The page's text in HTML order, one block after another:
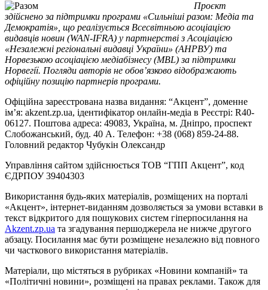
Проєкт
здійснено за підтримки програми «Сильніші разом: Медіа та
Демократія», що реалізується Всесвітньою асоціацією
видавців новин (WAN-IFRA) у партнерстві з Асоціацією
«Незалежні регіональні видавці України» (АНРВУ) та
Норвезькою асоціацією медіабізнесу (MBL) за підтримки
Норвегії. Погляди авторів не обов’язково відображають
офіційну позицію партнерів програми.
Офіційна зареєстрована назва видання: “Акцент”, доменне
ім’я: akzent.zp.ua, ідентифікатор онлайн-медіа в Реєстрі: R40-
06127. Поштова адреса: 49083, Україна, м. Дніпро, проспект
Слобожанський, буд. 40 А. Телефон: +38 (068) 859-24-88.
Головний редактор Чубукін Олександр
Управління сайтом здійснюється ТОВ “ГПП Акцент”, код
ЄДРПОУ 39404303
Використання будь-яких матеріалів, розміщених на порталі
«Акцент», інтернет-виданням дозволяється за умови вставки в
текст відкритого для пошукових систем гіперпосилання на
Akzent.zp.ua та згадування першоджерела не нижче другого
абзацу. Посилання має бути розміщене незалежно від повного
чи часткового використання матеріалів.
Матеріали, що містяться в рубриках «Новини компаній» та
«Політичні новини», розміщені на правах реклами. Також для